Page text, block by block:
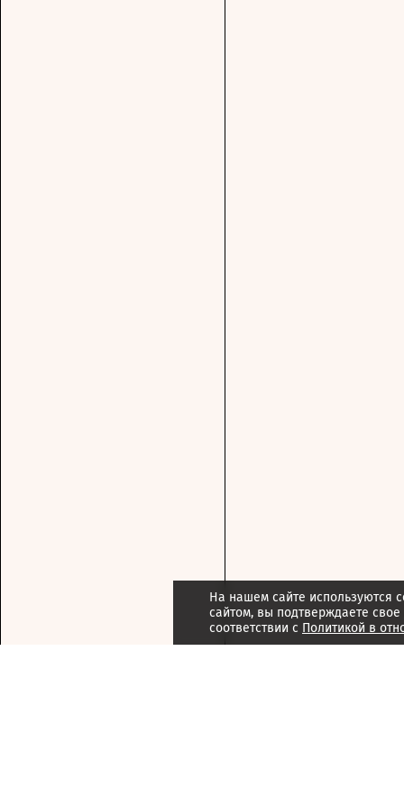
На нашем сайте используются
сайтом, вы подтверждаете свое
соответствии с Политикой в